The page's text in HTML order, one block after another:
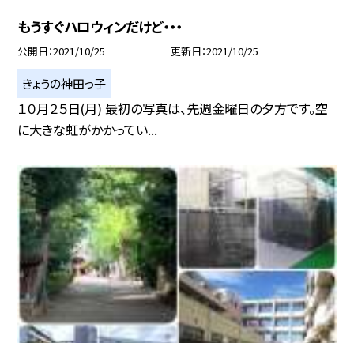
もうすぐハロウィンだけど・・・
公開日 2021/10/25 更新日 2021/10/25
きょうの神田っ子
１０月２５日(月) 最初の写真は、先週金曜日の夕方です。空
に大きな虹がかかってい...